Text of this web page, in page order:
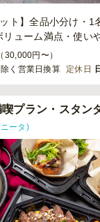
ト】全品小分け・1
ューム満点・使い
30,000円〜）
く営業日換算 定休日
プラン・スタン
ータ)